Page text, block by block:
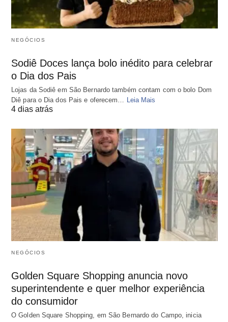
NEGÓCIOS
Sodiê Doces lança bolo inédito para celebrar
o Dia dos Pais
Lojas da Sodiê em São Bernardo também contam com o bolo Dom
Diê para o Dia dos Pais e oferecem… Leia Mais
4 dias atrás
NEGÓCIOS
Golden Square Shopping anuncia novo
superintendente e quer melhor experiência
do consumidor
O Golden Square Shopping, em São Bernardo do Campo, inicia